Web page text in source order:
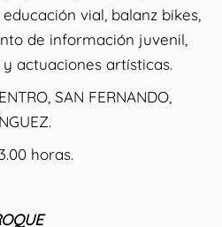
vial, balanz bikes,
de información juvenil,
actuaciones artísticas.
SAN FERNANDO,
horas.